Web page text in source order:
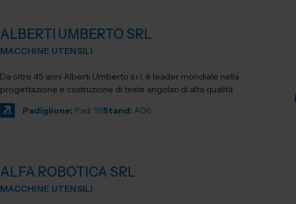
ALBERTI UMBERTO SRL
MACCHINE UTENSILI
Da oltre 45 anni Alberti Umberto s.r.l. è leader mondiale nella
progettazione e costruzione di teste angolari di alta qualità
Padiglione: Pad. 16Stand: A06
ALFA ROBOTICA SRL
MACCHINE UTENSILI